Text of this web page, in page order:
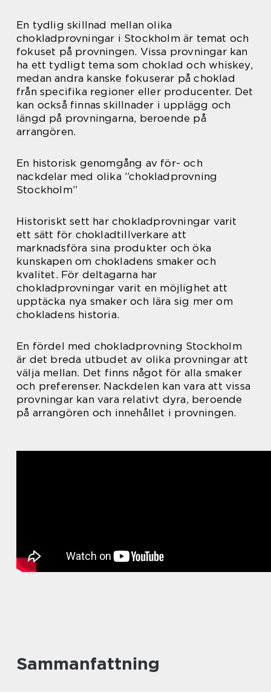
En tydlig skillnad mellan olika
chokladprovningar i Stockholm är temat och
fokuset på provningen. Vissa provningar kan
ha ett tydligt tema som choklad och whiskey,
medan andra kanske fokuserar på choklad
från specifika regioner eller producenter. Det
kan också finnas skillnader i upplägg och
längd på provningarna, beroende på
arrangören.
En historisk genomgång av för- och
nackdelar med olika ”chokladprovning
Stockholm”
Historiskt sett har chokladprovningar varit
ett sätt för chokladtillverkare att
marknadsföra sina produkter och öka
kunskapen om chokladens smaker och
kvalitet. För deltagarna har
chokladprovningar varit en möjlighet att
upptäcka nya smaker och lära sig mer om
chokladens historia.
En fördel med chokladprovning Stockholm
är det breda utbudet av olika provningar att
välja mellan. Det finns något för alla smaker
och preferenser. Nackdelen kan vara att vissa
provningar kan vara relativt dyra, beroende
på arrangören och innehållet i provningen.
Sammanfattning